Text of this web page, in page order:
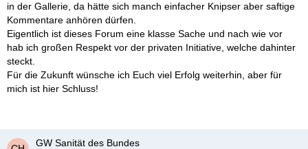
in der Gallerie, da hätte sich manch einfacher Knipser aber saftige
Kommentare anhören dürfen.
Eigentlich ist dieses Forum eine klasse Sache und nach wie vor
hab ich großen Respekt vor der privaten Initiative, welche dahinter
steckt.
Für die Zukunft wünsche ich Euch viel Erfolg weiterhin, aber für
mich ist hier Schluss!
GW Sanität des Bundes